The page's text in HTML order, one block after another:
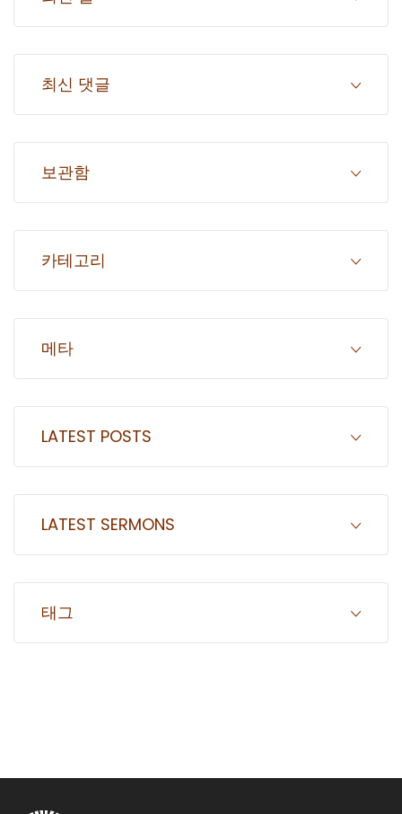
최신 댓글
보관함
카테고리
메타
LATEST POSTS
LATEST SERMONS
태그